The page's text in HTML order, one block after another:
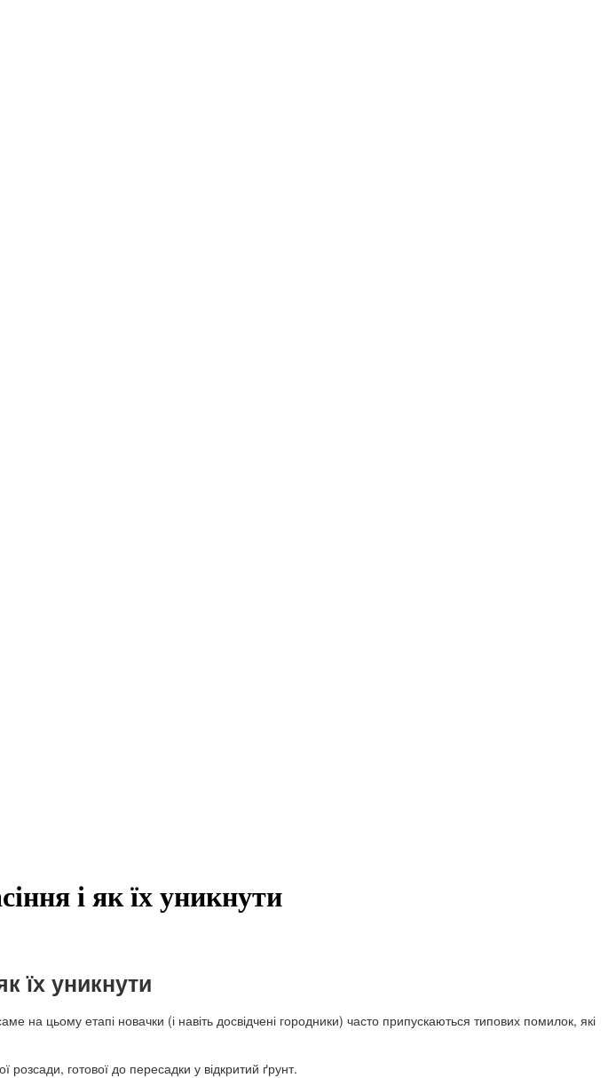
і як їх уникнути
їх уникнути
цьому етапі новачки (і навіть досвідчені городники) часто припускаються типових помилок, які
готової до пересадки у відкритий ґрунт.